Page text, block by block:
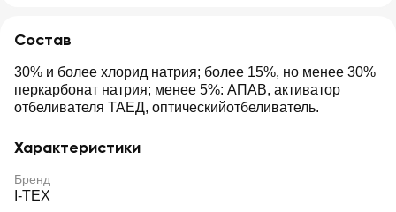
Состав
30% и более хлорид натрия; более 15%, но менее 30%
перкарбонат натрия; менее 5%: АПАВ, активатор
отбеливателя ТАЕД, оптическийотбеливатель.
Характеристики
Бренд
I-TEX